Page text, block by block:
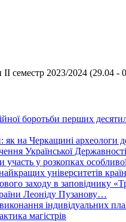
семестр 2023/2024 (29.04 -
боротьби перших
як на Черкащині археологи
Української Державності
у розкопках
університетів
заходу в заповіднику
Леоніду Пузанову…
індивідуальних
магістрів